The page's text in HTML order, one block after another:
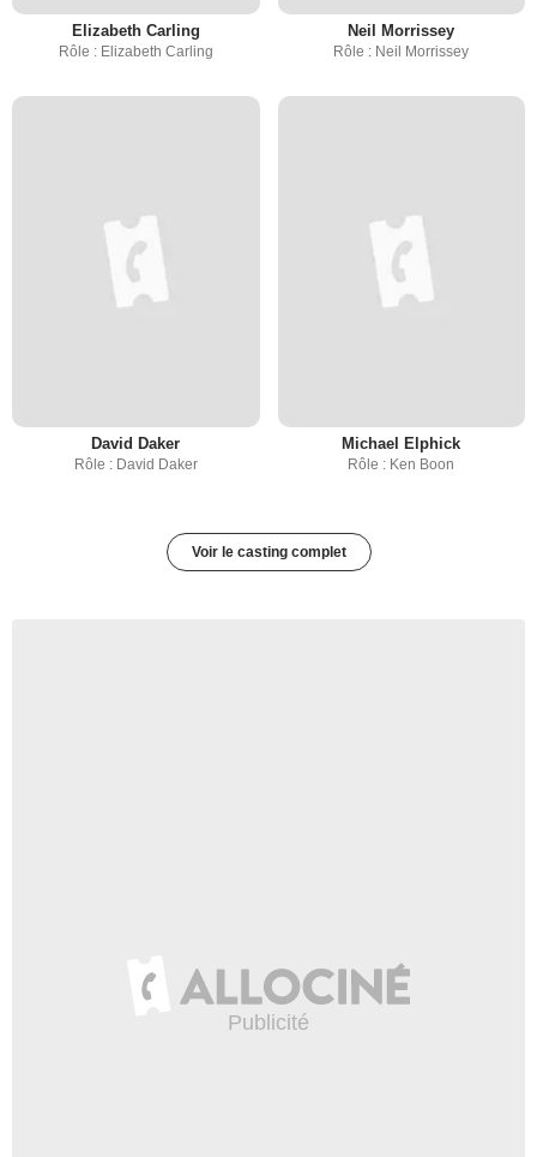
Elizabeth Carling
Rôle : Elizabeth Carling
Neil Morrissey
Rôle : Neil Morrissey
David Daker
Rôle : David Daker
Michael Elphick
Rôle : Ken Boon
Voir le casting complet